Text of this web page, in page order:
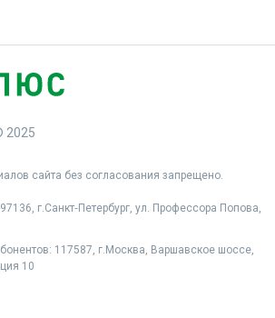
2025
сайта без согласования запрещено.
г.Санкт‑Петербург, ул. Профессора Попова,
117587, г.Москва, Варшавское шоссе,
10